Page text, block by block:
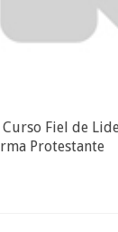
Fiel de
Protestante